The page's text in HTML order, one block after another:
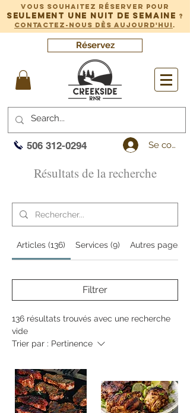
Vous souhaitez réserver pour
seulement une nuit de semaine ?
Contactez-nous dès aujourd'hui.
Réservez
506 312-0294 Se
Résultats de la recherche
Articles (136) Services (9) Autres pages
Filtrer
136 résultats trouvés avec une recherche
vide
Trier par : Pertinence